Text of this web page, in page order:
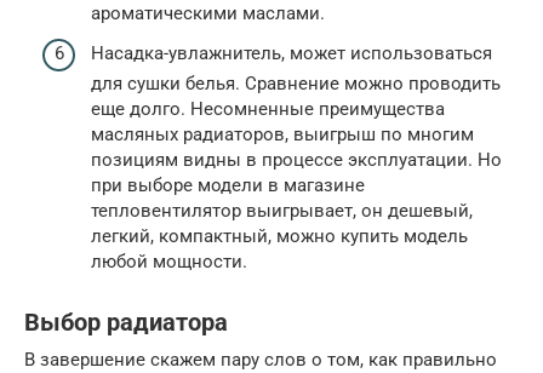
ароматическими маслами.
Насадка-увлажнитель, может использоваться
для сушки белья. Сравнение можно проводить
еще долго. Несомненные преимущества
масляных радиаторов, выигрыш по многим
позициям видны в процессе эксплуатации. Но
при выборе модели в магазине
тепловентилятор выигрывает, он дешевый,
легкий, компактный, можно купить модель
любой мощности.
Выбор радиатора
В завершение скажем пару слов о том, как правильно